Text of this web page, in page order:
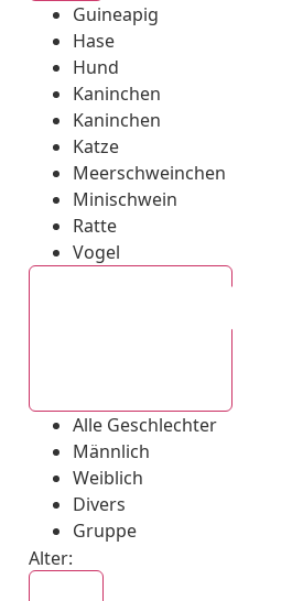
Guineapig
Hase
Hund
Kaninchen
Kaninchen
Katze
Meerschweinchen
Minischwein
Ratte
Vogel
Alle Geschlechter
Männlich
Weiblich
Divers
Gruppe
Alter: